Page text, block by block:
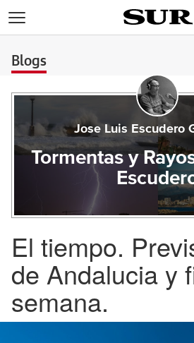
Blogs
Jose Luis Escudero
Tormentas y
El tiempo.
de Andalucia y
semana.